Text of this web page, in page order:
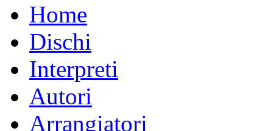
Home
Dischi
Interpreti
Autori
Arrangiatori